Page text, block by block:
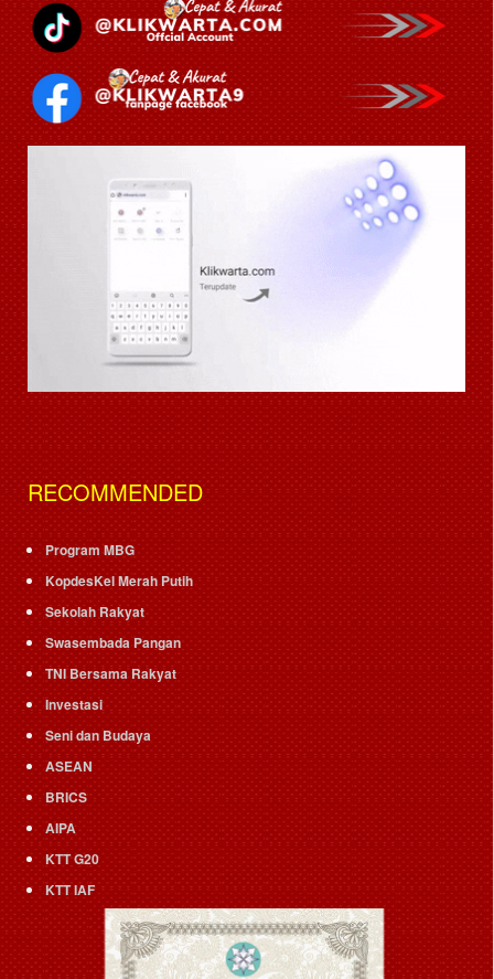
RECOMMENDED
Program MBG
KopdesKel Merah Putih
Sekolah Rakyat
Swasembada Pangan
TNI Bersama Rakyat
Investasi
Seni dan Budaya
ASEAN
BRICS
AIPA
KTT G20
KTT IAF